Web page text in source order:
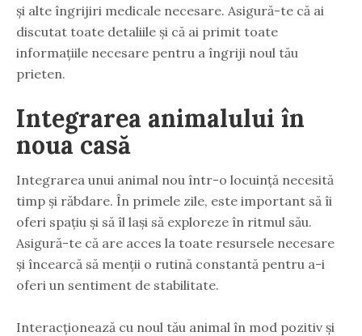
și alte îngrijiri medicale necesare. Asigură-te că ai
discutat toate detaliile și că ai primit toate
informațiile necesare pentru a îngriji noul tău
prieten.
Integrarea animalului în
noua casă
Integrarea unui animal nou într-o locuință necesită
timp și răbdare. În primele zile, este important să îi
oferi spațiu și să îl lași să exploreze în ritmul său.
Asigură-te că are acces la toate resursele necesare
și încearcă să menții o rutină constantă pentru a-i
oferi un sentiment de stabilitate.
Interacționează cu noul tău animal în mod pozitiv și